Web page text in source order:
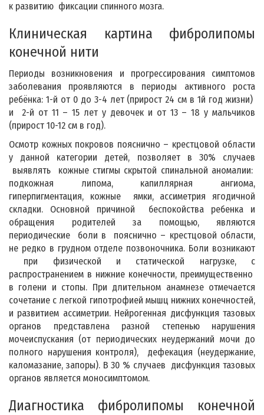
к развитию фиксации спинного мозга.
Клиническая картина фибролипомы
конечной нити
Периоды возникновения и прогрессирования симптомов
заболевания проявляются в периоды активного роста
ребёнка: 1-й от 0 до 3-4 лет (прирост 24 см в 1й год жизни)
и 2-й от 11 – 15 лет у девочек и от 13 – 18 у мальчиков
(прирост 10-12 см в год).
Осмотр кожных покровов пояснично – крестцовой области
у данной категории детей, позволяет в 30% случаев
выявлять кожные стигмы скрытой спинальной аномалии:
подкожная липома, капиллярная ангиома,
гиперпигментация, кожные ямки, ассиметрия ягодичной
складки. Основной причиной беспокойства ребенка и
обращения родителей за помощью, являются
периодические боли в пояснично – крестцовой области,
не редко в грудном отделе позвоночника. Боли возникают
при физической и статической нагрузке, с
распространением в нижние конечности, преимущественно
в голени и стопы. При длительном анамнезе отмечается
сочетание с легкой гипотрофией мышц нижних конечностей,
и развитием ассиметрии. Нейрогенная дисфункция тазовых
органов представлена разной степенью нарушения
мочеиспускания (от периодических неудержаний мочи до
полного нарушения контроля), дефекация (неудержание,
каломазание, запоры). В 30 % случаев дисфункция тазовых
органов является моносимптомом.
Диагностика фибролипомы конечной